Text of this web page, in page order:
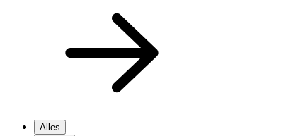
Alles